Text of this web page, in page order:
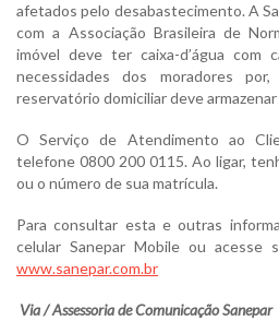
afetados pelo desabastecimento. A
com a Associação Brasileira de
imóvel deve ter caixa-d’água com
necessidades dos moradores
reservatório domiciliar deve
O Serviço de Atendimento ao
telefone 0800 200 0115. Ao ligar,
ou o número de sua matrícula.
Para consultar esta e outras
celular Sanepar Mobile ou acesse
www.sanepar.com.br
Via / Assessoria de Comunicação Sanepar